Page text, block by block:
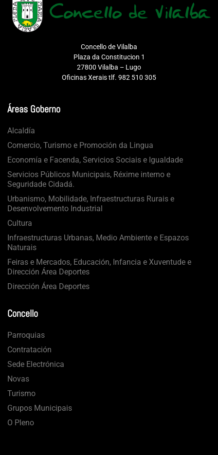
Concello de Vilalba
Plaza da Constitucion 1
27800 Vilalba – Lugo
Oficinas Xerais tlf. 982 510 305
Áreas Goberno
Alcaldía
Comercio, Turismo e Promoción da Lingua
Economía e Facenda, Servicios Sociais e Igualdade
Servicios Públicos Municipais, Réxime interno e
Seguridade Cidadá.
Urbanismo, Mobilidade, Infraestructuras Rurais e
Desenvolvemento Industrial
Cultura
Infraestructuras Urbanas, Medio Ambiente e Espazos
Naturais
Feiras e Mercados, Educación, Infancia e Xuventude e
Dirección Área Deportes
Dirección Área Deportes
Concello
Parroquias
Contratación
Sede Electrónica
Novas
Turismo
Grupos Municipais
O Pleno